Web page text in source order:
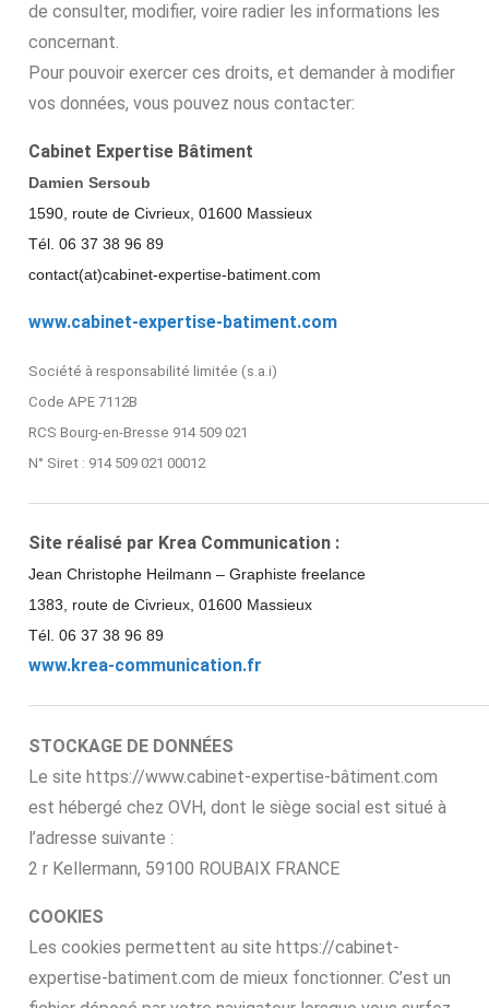
de consulter, modifier, voire radier les informations les
concernant.
Pour pouvoir exercer ces droits, et demander à modifier
vos données, vous pouvez nous contacter:
Cabinet Expertise Bâtiment
Damien Sersoub
1590, route de Civrieux, 01600 Massieux
Tél. 06 37 38 96 89
contact(at)cabinet-expertise-batiment.com
www.cabinet-expertise-batiment.com
Société à responsabilité limitée (s.a.i)
Code APE 7112B
RCS Bourg-en-Bresse 914 509 021
N° Siret : 914 509 021 00012
Site réalisé par Krea Communication :
Jean Christophe Heilmann – Graphiste freelance
1383, route de Civrieux, 01600 Massieux
Tél. 06 37 38 96 89
www.krea-communication.fr
STOCKAGE DE DONNÉES
Le site https://www.cabinet-expertise-bâtiment.com
est hébergé chez OVH, dont le siège social est situé à
l’adresse suivante :
2 r Kellermann, 59100 ROUBAIX FRANCE
COOKIES
Les cookies permettent au site https://cabinet-
expertise-batiment.com de mieux fonctionner. C’est un